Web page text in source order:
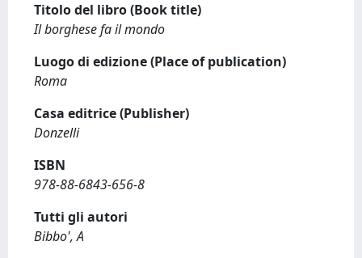
Titolo del libro (Book title)
Il borghese fa il mondo
Luogo di edizione (Place of publication)
Roma
Casa editrice (Publisher)
Donzelli
ISBN
978-88-6843-656-8
Tutti gli autori
Bibbo', A